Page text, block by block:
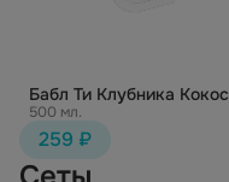
Бабл Ти Клубника Кокос
500 мл.
259 ₽